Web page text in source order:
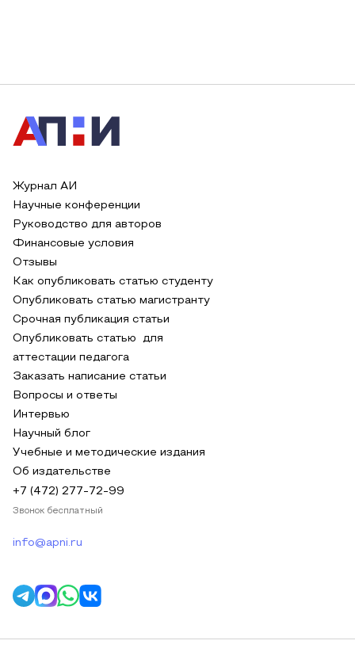
Журнал АИ
Научные конференции
Руководство для авторов
Финансовые условия
Отзывы
Как опубликовать статью студенту
Опубликовать статью магистранту
Срочная публикация статьи
Опубликовать статью для
аттестации педагога
Заказать написание статьи
Вопросы и ответы
Интервью
Научный блог
Учебные и методические издания
Об издательстве
+7 (472) 277-72-99
Звонок бесплатный
info@apni.ru